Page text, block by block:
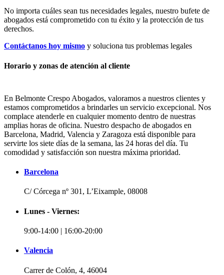
No importa cuáles sean tus necesidades legales, nuestro bufete de
abogados está comprometido con tu éxito y la protección de tus
derechos.
Contáctanos hoy mismo y soluciona tus problemas legales
Horario y zonas de atención al cliente
En Belmonte Crespo Abogados, valoramos a nuestros clientes y
estamos comprometidos a brindarles un servicio excepcional. Nos
complace atenderle en cualquier momento dentro de nuestras
amplias horas de oficina. Nuestro despacho de abogados en
Barcelona, Madrid, Valencia y Zaragoza está disponible para
servirte los siete días de la semana, las 24 horas del día. Tu
comodidad y satisfacción son nuestra máxima prioridad.
Barcelona
C/ Córcega nº 301, L’Eixample, 08008
Lunes - Viernes:
9:00-14:00 | 16:00-20:00
Valencia
Carrer de Colón, 4, 46004